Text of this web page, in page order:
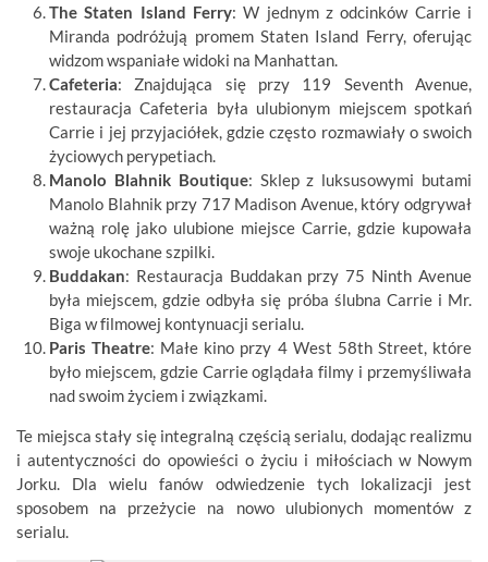
The Staten Island Ferry: W jednym z odcinków Carrie i
Miranda podróżują promem Staten Island Ferry, oferując
widzom wspaniałe widoki na Manhattan.
Cafeteria: Znajdująca się przy 119 Seventh Avenue,
restauracja Cafeteria była ulubionym miejscem spotkań
Carrie i jej przyjaciółek, gdzie często rozmawiały o swoich
życiowych perypetiach.
Manolo Blahnik Boutique: Sklep z luksusowymi butami
Manolo Blahnik przy 717 Madison Avenue, który odgrywał
ważną rolę jako ulubione miejsce Carrie, gdzie kupowała
swoje ukochane szpilki.
Buddakan: Restauracja Buddakan przy 75 Ninth Avenue
była miejscem, gdzie odbyła się próba ślubna Carrie i Mr.
Biga w filmowej kontynuacji serialu.
Paris Theatre: Małe kino przy 4 West 58th Street, które
było miejscem, gdzie Carrie oglądała filmy i przemyśliwała
nad swoim życiem i związkami.
Te miejsca stały się integralną częścią serialu, dodając realizmu
i autentyczności do opowieści o życiu i miłościach w Nowym
Jorku. Dla wielu fanów odwiedzenie tych lokalizacji jest
sposobem na przeżycie na nowo ulubionych momentów z
serialu.